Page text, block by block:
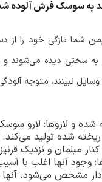
به سوسک فرش آلوده
شما تازگی خود را از
سختی دیده می‌شوند و
وسایل نبینند، متوجه
و لاروها: لارو
شده تولید
مبلمان و نزدیک
وجود آنها اغلب با
مشخص می‌شود. آنها